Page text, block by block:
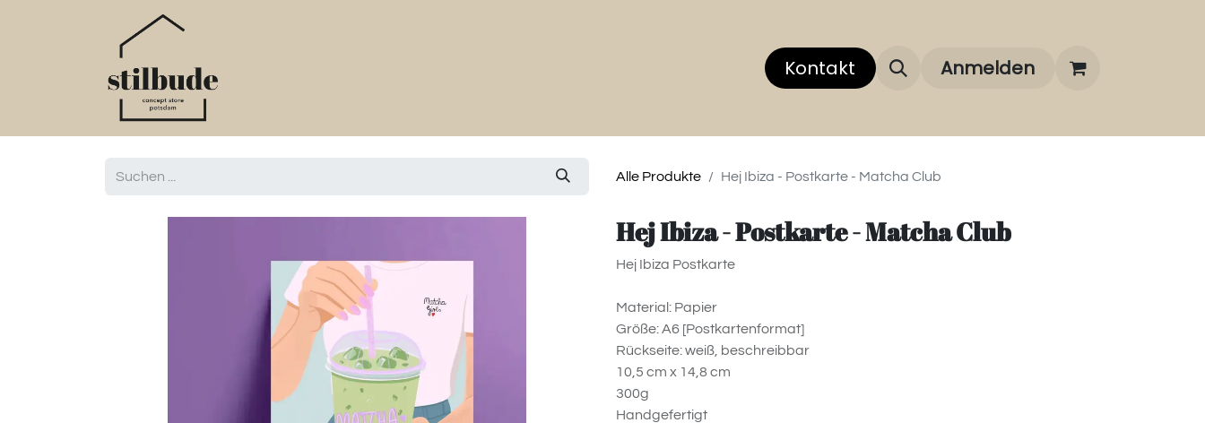
Über uns Über unsere Marken FAQ
Kontakt Anmelden
Alle Produkte Hej Ibiza - Postkarte - Matcha Club
Hej Ibiza - Postkarte - Matcha Club
Hej Ibiza Postkarte
Material: Papier
Größe: A6 [Postkartenformat]
Rückseite: weiß, beschreibbar
10,5 cm x 14,8 cm
300g
Handgefertigt